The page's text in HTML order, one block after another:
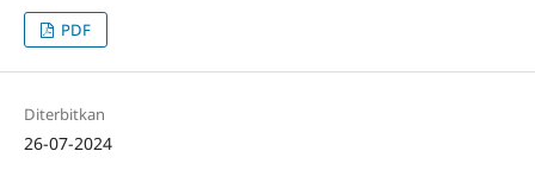
PDF
Diterbitkan
26-07-2024